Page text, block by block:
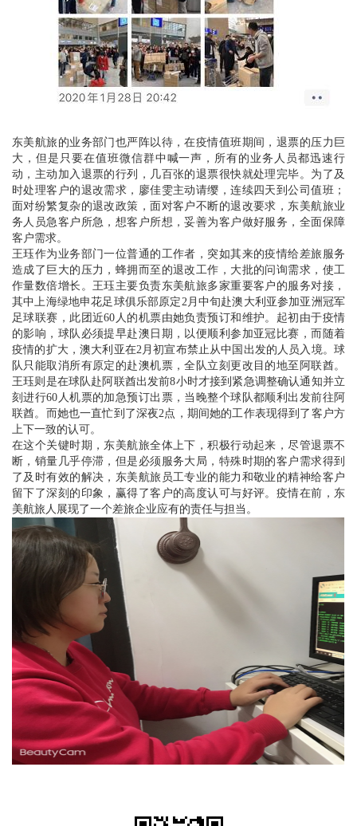
东美航旅的业务部门也严阵以待，在疫情值班期间，退票的压力巨
大，但是只要在值班微信群中喊一声，所有的业务人员都迅速行
动，主动加入退票的行列，几百张的退票很快就处理完毕。为了及
时处理客户的退改需求，廖佳雯主动请缨，连续四天到公司值班；
面对纷繁复杂的退改政策，面对客户不断的退改要求，东美航旅业
务人员急客户所急，想客户所想，妥善为客户做好服务，全面保障
客户需求。
王珏作为业务部门一位普通的工作者，突如其来的疫情给差旅服务
造成了巨大的压力，蜂拥而至的退改工作，大批的问询需求，使工
作量数倍增长。王珏主要负责东美航旅多家重要客户的服务对接，
其中上海绿地申花足球俱乐部原定2月中旬赴澳大利亚参加亚洲冠军
足球联赛，此团近60人的机票由她负责预订和维护。起初由于疫情
的影响，球队必须提早赴澳日期，以便顺利参加亚冠比赛，而随着
疫情的扩大，澳大利亚在2月初宣布禁止从中国出发的人员入境。球
队只能取消所有原定的赴澳机票，全队立刻更改目的地至阿联酋。
王珏则是在球队赴阿联酋出发前8小时才接到紧急调整确认通知并立
刻进行60人机票的加急预订出票，当晚整个球队都顺利出发前往阿
联酋。而她也一直忙到了深夜2点，期间她的工作表现得到了客户方
上下一致的认可。
在这个关键时期，东美航旅全体上下，积极行动起来，尽管退票不
断，销量几乎停滞，但是必须服务大局，特殊时期的客户需求得到
了及时有效的解决，东美航旅员工专业的能力和敬业的精神给客户
留下了深刻的印象，赢得了客户的高度认可与好评。疫情在前，东
美航旅人展现了一个差旅企业应有的责任与担当。